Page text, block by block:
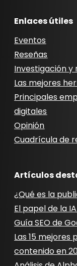
Enlaces útiles
Eventos
Reseñas
Investigación y
Las mejores
Principales
digitales
Opinión
Cuadrícula de
Artículos
¿Qué es la
El papel de la
Guía SEO de
Las 15
contenido en